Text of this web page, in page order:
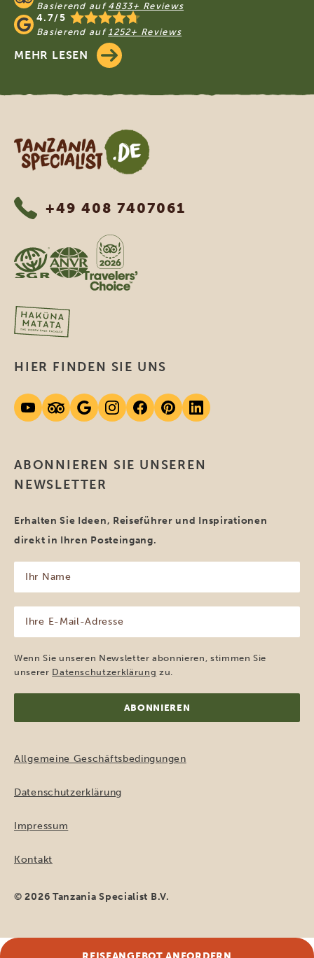
Basierend auf 4833+ Reviews
4.7/5
Basierend auf1252+ Reviews
MEHR LESEN
Tanzania Specialist
+49 408 7407061
ABONNIEREN SIE UNSEREN
NEWSLETTER
Erhalten Sie Ideen, Reiseführer und Inspirationen
direkt in Ihren Posteingang.
Name
(erforderlich)
Mail-
Adresse
(erforderlich)
Wenn Sie unseren Newsletter abonnieren, stimmen Sie
unserer Datenschutzerklärung zu.
HIER FINDEN SIE UNS
Allgemeine Geschäftsbedingungen
Datenschutzerklärung
Impressum
Kontakt
© 2026 Tanzania Specialist B.V.